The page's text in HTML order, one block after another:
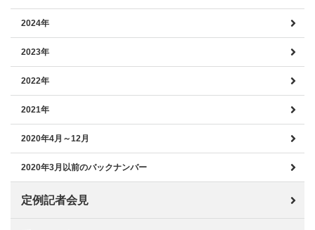
2024年
2023年
2022年
2021年
2020年4月～12月
2020年3月以前のバックナンバー
定例記者会見